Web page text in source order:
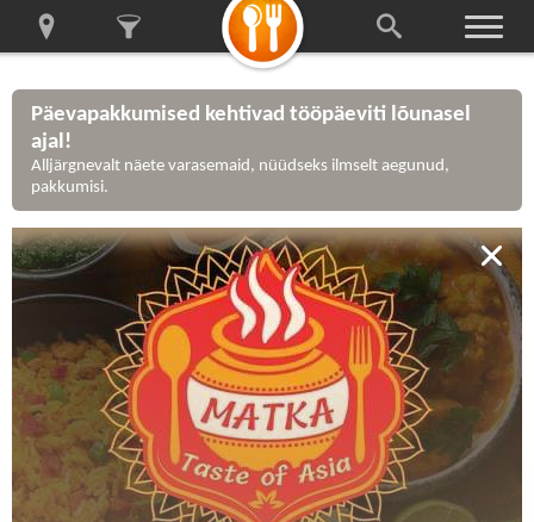
Päevapakkumised kehtivad tööpäeviti lõunasel
ajal!
Alljärgnevalt näete varasemaid, nüüdseks ilmselt aegunud,
pakkumisi.